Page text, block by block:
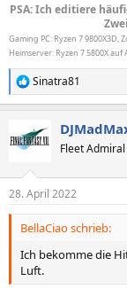
PSA: Ich editiere
Gaming PC: Ryzen 7 9800X3D,
Heimserver: Ryzen 7 5800X auf
R
e
t
e
n
Sinatra81
Fleet Admiral
28. April 2022
BellaCiao schrieb:
Ich bekomme die
Luft.